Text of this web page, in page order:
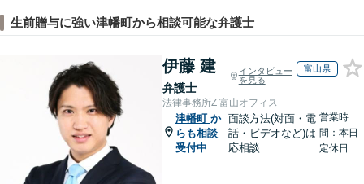
生前贈与に強い津幡町から相談可能な弁護士
伊藤 建
弁護士
インタビュー
を見る
富山県
法律事務所Z 富山オフィス
津幡町 か
らも相談
受付中
面談方法(対面・電
話・ビデオなど)は
応相談
営業時
間：本日
定休日